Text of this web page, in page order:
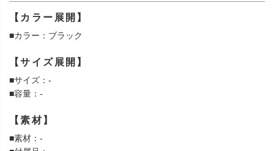
【カラー展開】
■カラー：ブラック
【サイズ展開】
■サイズ：-
■容量：-
【素材】
■素材：-